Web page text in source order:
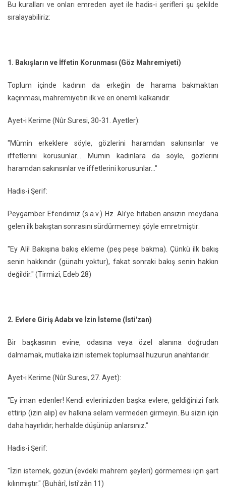
Bu kuralları ve onları emreden ayet ile hadis-i şerifleri şu şekilde
sıralayabiliriz:
1. Bakışların ve İffetin Korunması (Göz Mahremiyeti)
Toplum içinde kadının da erkeğin de harama bakmaktan
kaçınması, mahremiyetin ilk ve en önemli kalkanıdır.
Ayet-i Kerime (Nûr Suresi, 30-31. Ayetler):
"Mümin erkeklere söyle, gözlerini haramdan sakınsınlar ve
iffetlerini korusunlar... Mümin kadınlara da söyle, gözlerini
haramdan sakınsınlar ve iffetlerini korusunlar..."
Hadis-i Şerif:
Peygamber Efendimiz (s.a.v.) Hz. Ali’ye hitaben ansızın meydana
gelen ilk bakıştan sonrasını sürdürmemeyi şöyle emretmiştir:
"Ey Ali! Bakışına bakış ekleme (peş peşe bakma). Çünkü ilk bakış
senin hakkındır (günahı yoktur), fakat sonraki bakış senin hakkın
değildir." (Tirmizî, Edeb 28)
2. Evlere Giriş Adabı ve İzin İsteme (İsti'zan)
Bir başkasının evine, odasına veya özel alanına doğrudan
dalmamak, mutlaka izin istemek toplumsal huzurun anahtarıdır.
Ayet-i Kerime (Nûr Suresi, 27. Ayet):
"Ey iman edenler! Kendi evlerinizden başka evlere, geldiğinizi fark
ettirip (izin alıp) ev halkına selam vermeden girmeyin. Bu sizin için
daha hayırlıdır; herhalde düşünüp anlarsınız."
Hadis-i Şerif:
"İzin istemek, gözün (evdeki mahrem şeyleri) görmemesi için şart
kılınmıştır." (Buhârî, İsti’zân 11)